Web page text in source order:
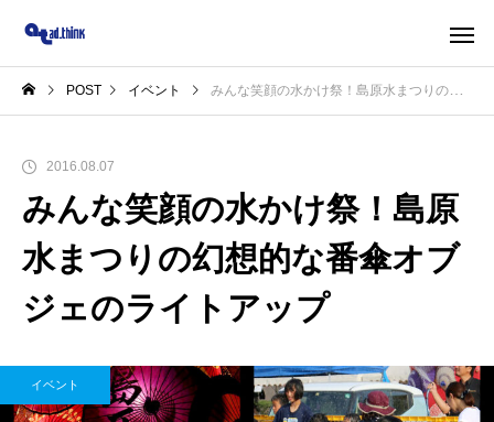
POST イベント みんな笑顔の水かけ祭！島原水まつりの幻想的な番傘オブジェのライトアップ
2016.08.07
みんな笑顔の水かけ祭！島原
水まつりの幻想的な番傘オブ
ジェのライトアップ
イベント